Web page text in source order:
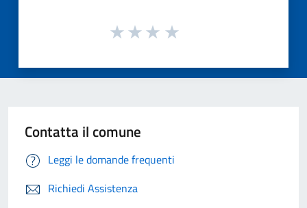
Contatta il comune
Leggi le domande frequenti
Richiedi Assistenza